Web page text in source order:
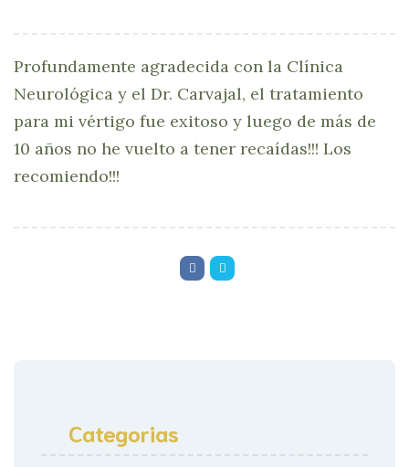
Profundamente agradecida con la Clínica
Neurológica y el Dr. Carvajal, el tratamiento
para mi vértigo fue exitoso y luego de más de
10 años no he vuelto a tener recaídas!!! Los
recomiendo!!!
Categorias